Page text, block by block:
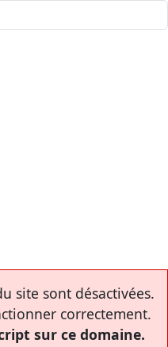
site sont désactivées.
correctement.
sur ce domaine.